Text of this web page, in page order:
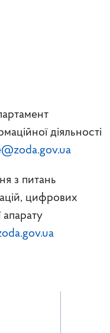
діяльності
з питань
цифрових
апарату